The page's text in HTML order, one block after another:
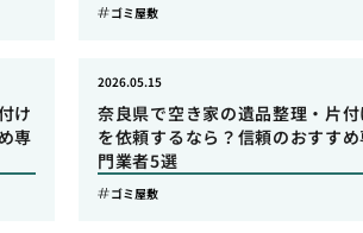
ゴミ屋敷
け
専
奈良県で空き家の遺品整理・片付
を依頼するなら？信頼のおすすめ
門業者5選
2026.05.15
ゴミ屋敷